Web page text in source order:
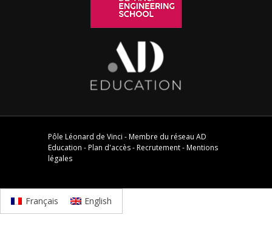
Pôle Léonard de Vinci - Membre du réseau AD
Education -Plan d'accès-Recrutement-Mentions
légales
Français English